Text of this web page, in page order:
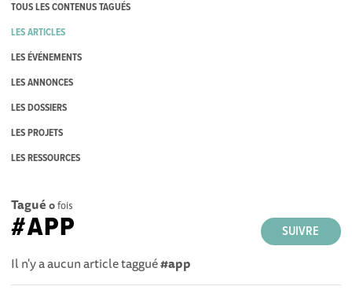
TOUS LES CONTENUS TAGUÉS
LES ARTICLES
LES ÉVÉNEMENTS
LES ANNONCES
LES DOSSIERS
LES PROJETS
LES RESSOURCES
Tagué 0fois
SUIVRE
#APP
Il n'y a aucun article taggué#app